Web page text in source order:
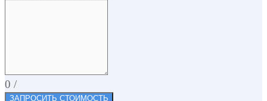
0 /
ЗАПРОСИТЬ СТОИМОСТЬ